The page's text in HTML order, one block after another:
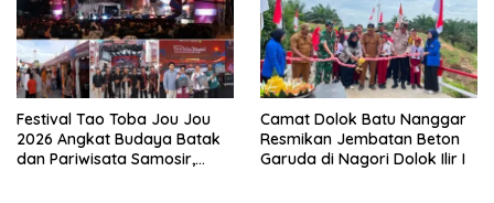
Festival Tao Toba Jou Jou
2026 Angkat Budaya Batak
dan Pariwisata Samosir,
Camat Dolok Batu Nanggar
Resmikan Jembatan Beton
Garuda di Nagori Dolok Ilir I